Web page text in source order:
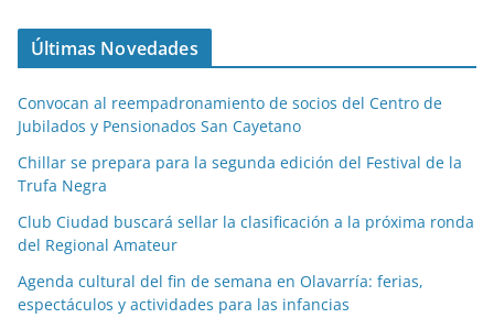
Últimas Novedades
Convocan al reempadronamiento de socios del Centro de
Jubilados y Pensionados San Cayetano
Chillar se prepara para la segunda edición del Festival de la
Trufa Negra
Club Ciudad buscará sellar la clasificación a la próxima ronda
del Regional Amateur
Agenda cultural del fin de semana en Olavarría: ferias,
espectáculos y actividades para las infancias